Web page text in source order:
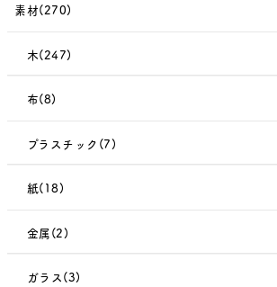
素材(270)
木(247)
布(8)
プラスチック(7)
紙(18)
金属(2)
ガラス(3)